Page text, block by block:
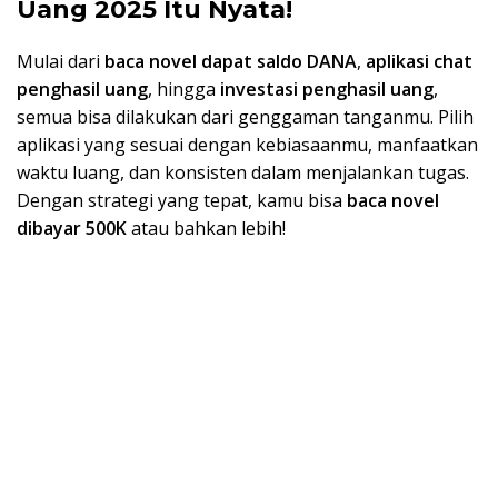
Uang 2025 Itu Nyata!
Mulai dari baca novel dapat saldo DANA, aplikasi chat
penghasil uang, hingga investasi penghasil uang,
semua bisa dilakukan dari genggaman tanganmu. Pilih
aplikasi yang sesuai dengan kebiasaanmu, manfaatkan
waktu luang, dan konsisten dalam menjalankan tugas.
Dengan strategi yang tepat, kamu bisa baca novel
dibayar 500Katau bahkan lebih!